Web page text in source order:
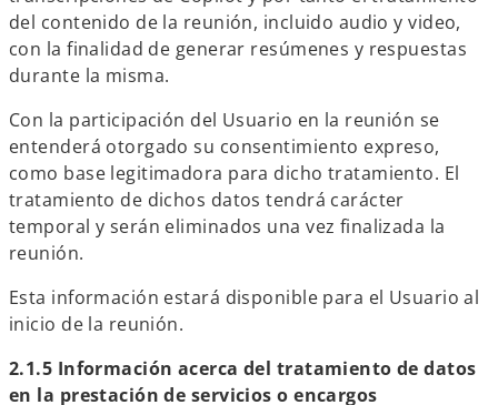
del contenido de la reunión, incluido audio y video,
con la finalidad de generar resúmenes y respuestas
durante la misma.
Con la participación del Usuario en la reunión se
entenderá otorgado su consentimiento expreso,
como base legitimadora para dicho tratamiento. El
tratamiento de dichos datos tendrá carácter
temporal y serán eliminados una vez finalizada la
reunión.
Esta información estará disponible para el Usuario al
inicio de la reunión.
2.1.5 Información acerca del tratamiento de datos
en la prestación de servicios o encargos